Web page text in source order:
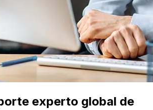
experto global de